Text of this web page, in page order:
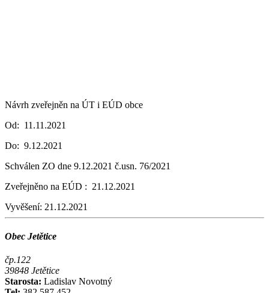
Návrh zveřejněn na ÚT i EÚD obce
Od: 11.11.2021
Do: 9.12.2021
Schválen ZO dne 9.12.2021 č.usn. 76/2021
Zveřejněno na EÚD : 21.12.2021
Vyvěšení: 21.12.2021
Obec Jetětice
čp.122
39848 Jetětice
Starosta: Ladislav Novotný